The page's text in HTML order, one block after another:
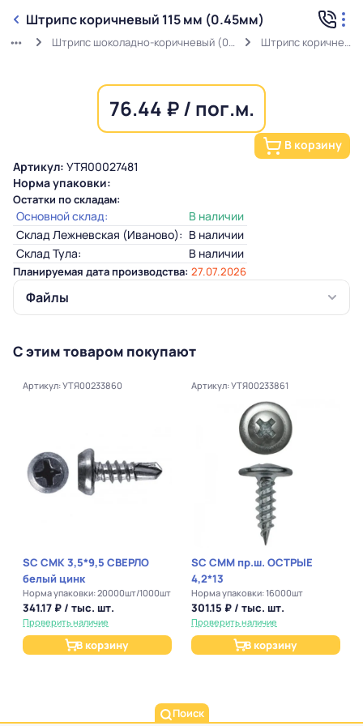
Штрипс коричневый 115 мм (0.45мм)
Штрипс шоколадно-коричневый (0,45мм) RAL 8017 в защитной пленке Штрипс коричневый 115 мм (0.45мм)
76.44 ₽ / пог.м.
В корзину
Артикул: УТЯ00027481
Норма упаковки:
Остатки по складам:
Основной склад:
В наличии
Склад Лежневская (Иваново): В наличии
Склад Тула:
В наличии
Планируемая дата производства: 27.07.2026
Файлы
С этим товаром покупают
Артикул: УТЯ00233860
SC СМК 3,5*9,5 СВЕРЛО
белый цинк
Норма упаковки: 20000шт/1000шт
341.17 ₽ / тыс. шт.
Проверить наличие
В корзину
Артикул: УТЯ00233861
SC СММ пр.ш. ОСТРЫЕ
4,2*13
Норма упаковки: 16000шт
301.15 ₽ / тыс. шт.
Проверить наличие
В корзину
Поиск